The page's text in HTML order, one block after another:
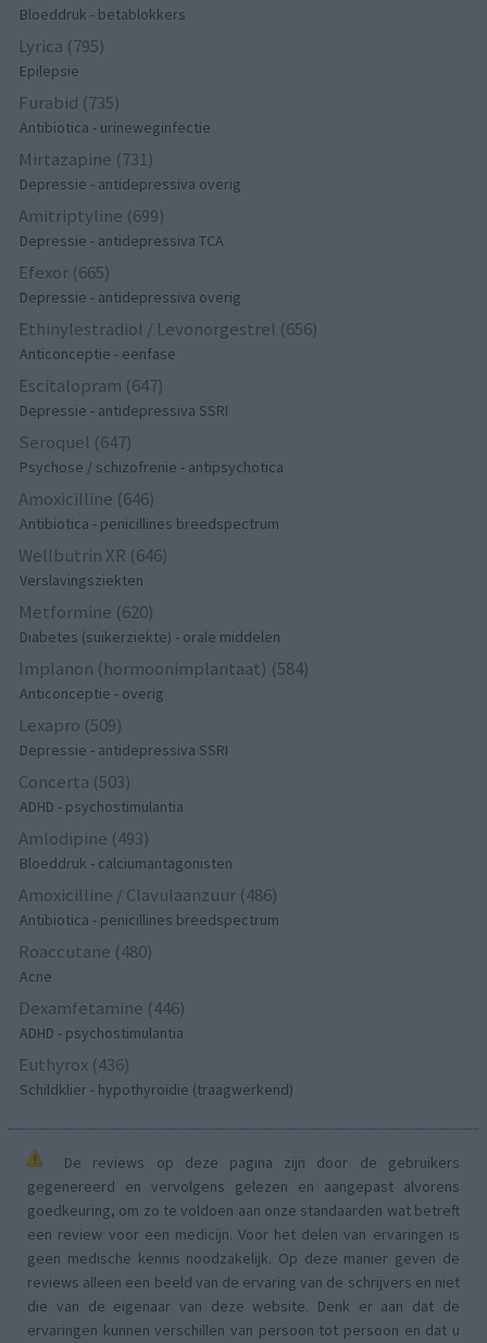
Bloeddruk - betablokkers
Lyrica (795)
Epilepsie
Furabid (735)
Antibiotica - urineweginfectie
Mirtazapine (731)
Depressie - antidepressiva overig
Amitriptyline (699)
Depressie - antidepressiva TCA
Efexor (665)
Depressie - antidepressiva overig
Ethinylestradiol / Levonorgestrel (656)
Anticonceptie - eenfase
Escitalopram (647)
Depressie - antidepressiva SSRI
Seroquel (647)
Psychose / schizofrenie - antipsychotica
Amoxicilline (646)
Antibiotica - penicillines breedspectrum
Wellbutrin XR (646)
Verslavingsziekten
Metformine (620)
Diabetes (suikerziekte) - orale middelen
Implanon (hormoonimplantaat) (584)
Anticonceptie - overig
Lexapro (509)
Depressie - antidepressiva SSRI
Concerta (503)
ADHD - psychostimulantia
Amlodipine (493)
Bloeddruk - calciumantagonisten
Amoxicilline / Clavulaanzuur (486)
Antibiotica - penicillines breedspectrum
Roaccutane (480)
Acne
Dexamfetamine (446)
ADHD - psychostimulantia
Euthyrox (436)
Schildklier - hypothyroidie (traagwerkend)
De reviews op deze pagina zijn door de gebruikers
gegenereerd en vervolgens gelezen en aangepast alvorens
goedkeuring, om zo te voldoen aan onze standaarden wat betreft
een review voor een medicijn. Voor het delen van ervaringen is
geen medische kennis noodzakelijk. Op deze manier geven de
reviews alleen een beeld van de ervaring van de schrijvers en niet
die van de eigenaar van deze website. Denk er aan dat de
ervaringen kunnen verschillen van persoon tot persoon en dat u